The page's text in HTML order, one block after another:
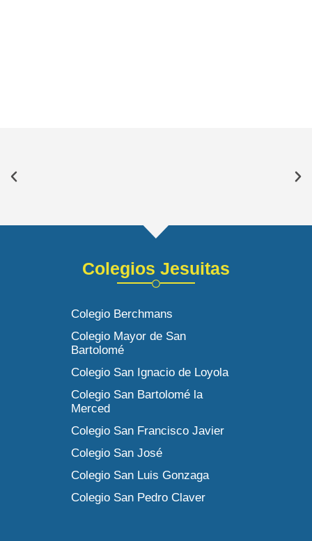
Colegios Jesuitas
Colegio Berchmans
Colegio Mayor de San
Bartolomé
Colegio San Ignacio de Loyola
Colegio San Bartolomé la
Merced
Colegio San Francisco Javier
Colegio San José
Colegio San Luis Gonzaga
Colegio San Pedro Claver